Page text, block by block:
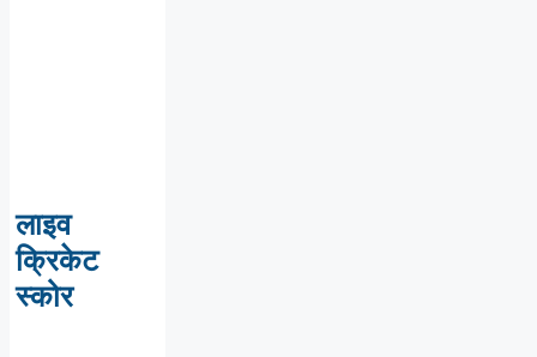
लाइव
क्रिकेट
स्कोर